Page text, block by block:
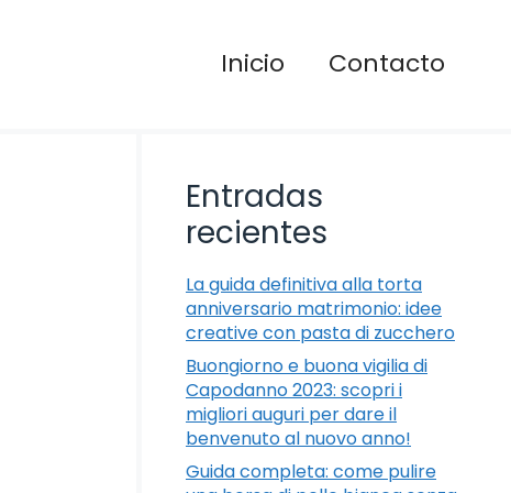
Inicio Contacto
Entradas
recientes
La guida definitiva alla torta
anniversario matrimonio: idee
creative con pasta di zucchero
Buongiorno e buona vigilia di
Capodanno 2023: scopri i
migliori auguri per dare il
benvenuto al nuovo anno!
Guida completa: come pulire